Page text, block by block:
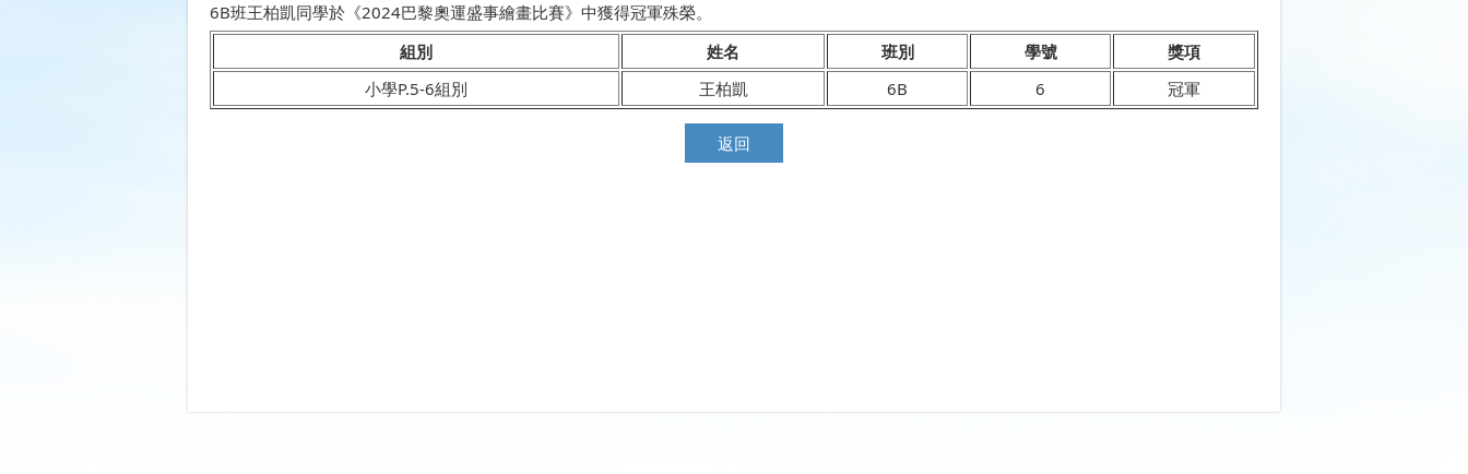
6B班王柏凱同學於《2024巴黎奧運盛事繪畫比賽》中獲得冠軍殊榮。
組別
姓名 班別 學號
獎項
小學P.5-6組別
王柏凱 6B 6 冠軍
返回